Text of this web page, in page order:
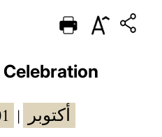
PORTUGUÊS
ESPAÑOL
أكتوبر